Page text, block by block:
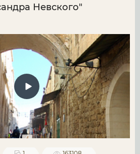
Невского"